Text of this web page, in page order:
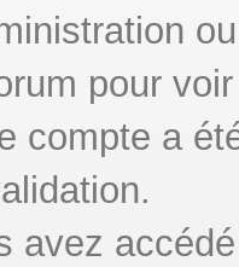
pour
compte a
avez